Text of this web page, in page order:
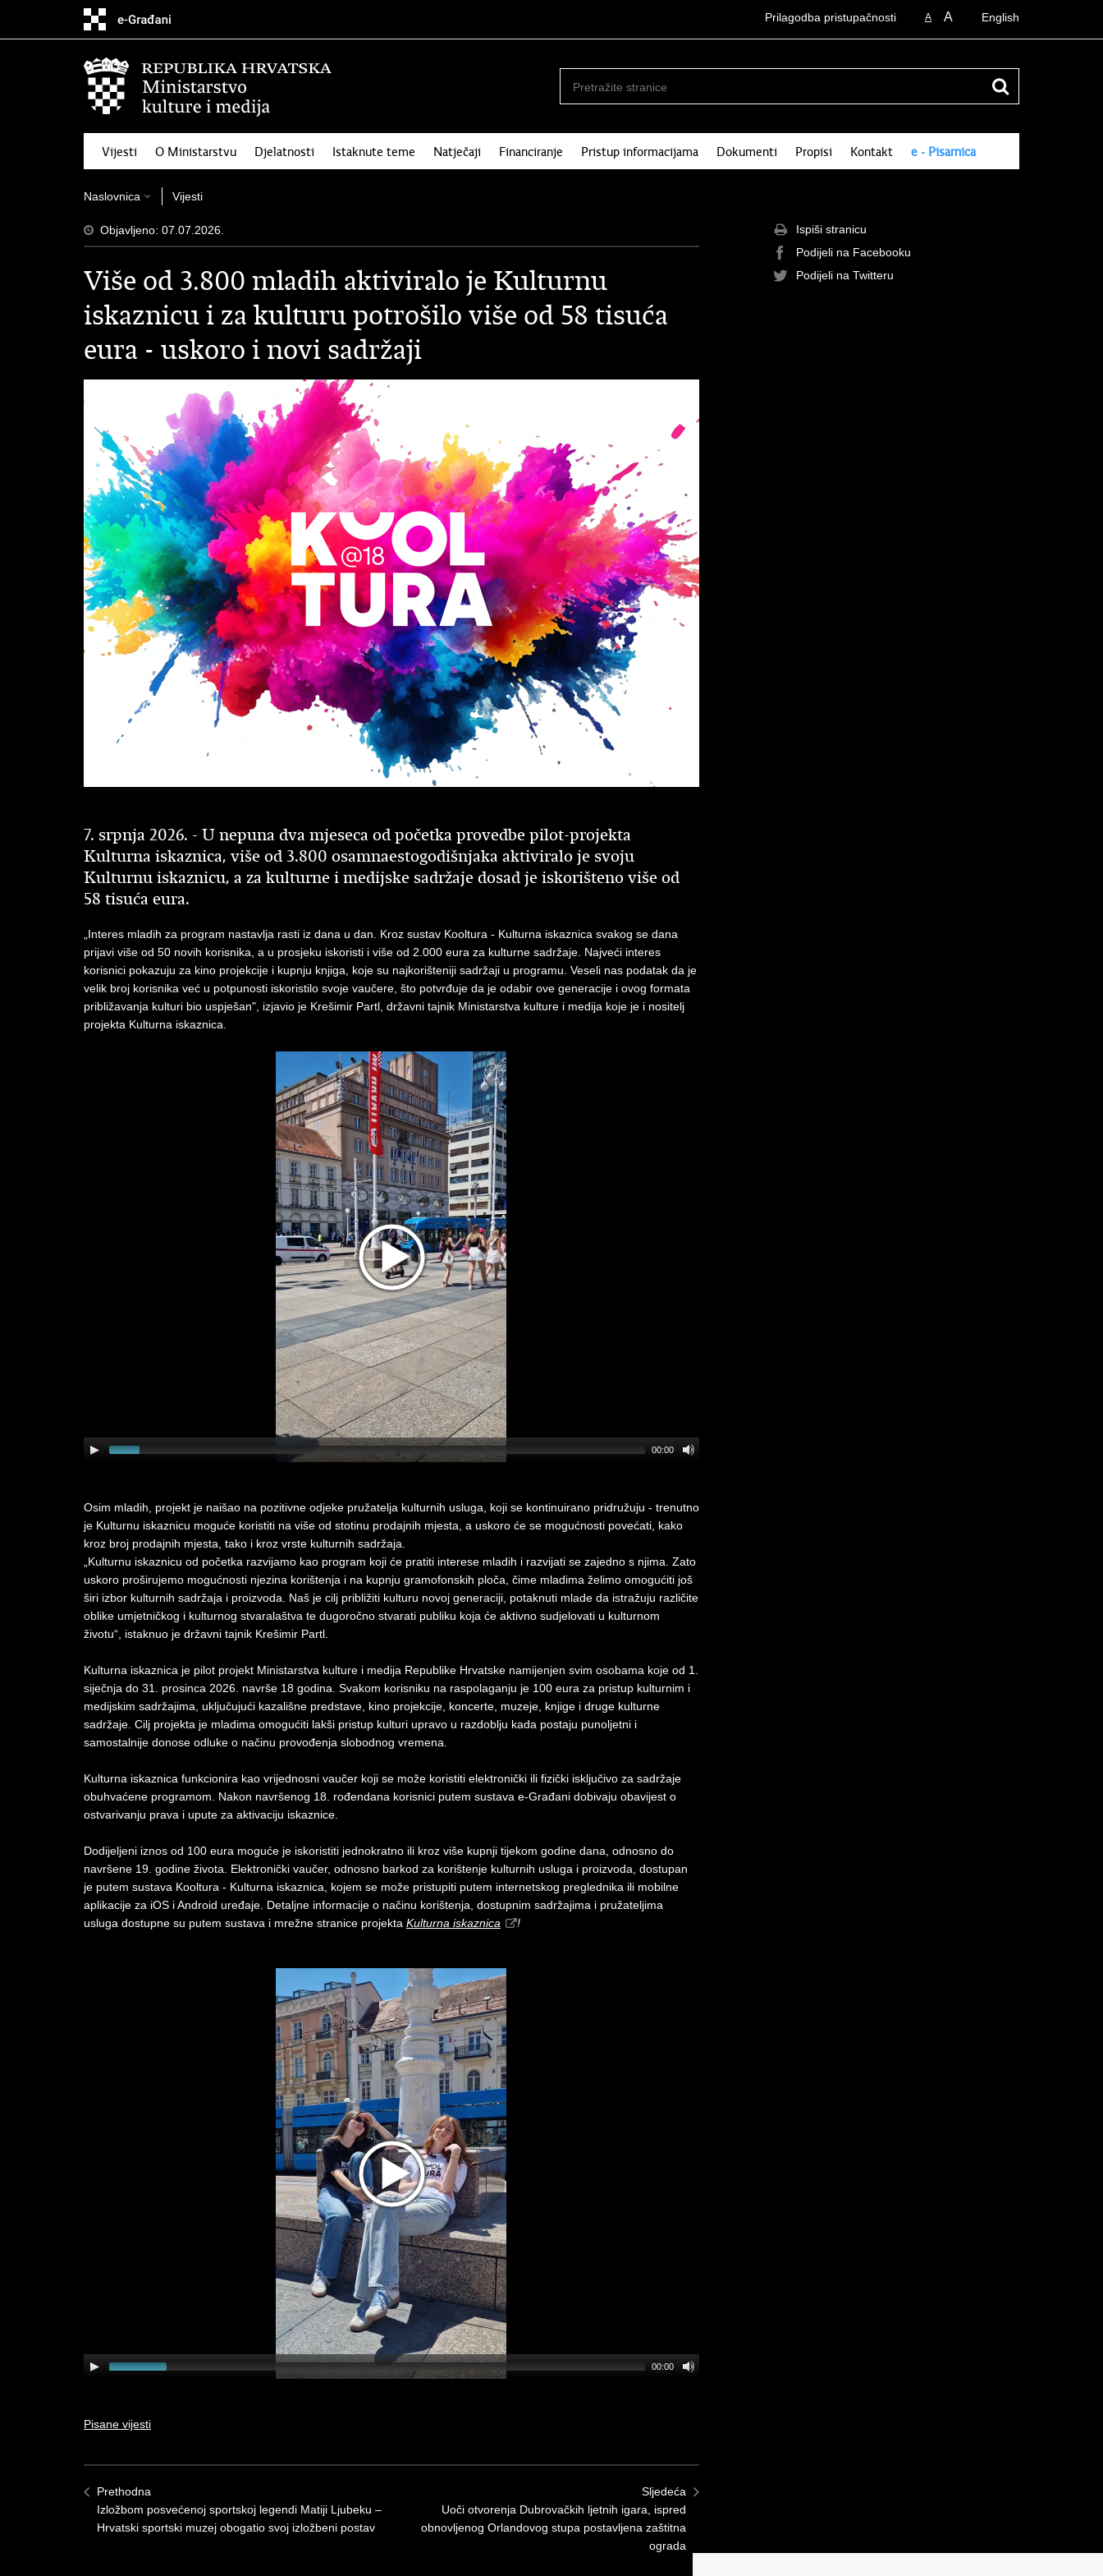
glavni
English
A A
Prilagodba pristupačnosti
Vijesti O Ministarstvu Djelatnosti Istaknute teme Natječaji Financiranje Pristup informacijama Dokumenti Propisi Kontakt e - Pisarnica
Naslovnica Vijesti
Objavljeno: 07.07.2026.
Više od 3.800 mladih aktiviralo je Kulturnu
iskaznicu i za kulturu potrošilo više od 58 tisuća
eura - uskoro i novi sadržaji
7. srpnja 2026. - U nepuna dva mjeseca od početka provedbe pilot-projekta
Kulturna iskaznica, više od 3.800 osamnaestogodišnjaka aktiviralo je svoju
Kulturnu iskaznicu, a za kulturne i medijske sadržaje dosad je iskorišteno više od
58 tisuća eura.
„Interes mladih za program nastavlja rasti iz dana u dan. Kroz sustav Kooltura - Kulturna iskaznica svakog se dana
prijavi više od 50 novih korisnika, a u prosjeku iskoristi i više od 2.000 eura za kulturne sadržaje. Najveći interes
korisnici pokazuju za kino projekcije i kupnju knjiga, koje su najkorišteniji sadržaji u programu. Veseli nas podatak da je
velik broj korisnika već u potpunosti iskoristilo svoje vaučere, što potvrđuje da je odabir ove generacije i ovog formata
približavanja kulturi bio uspješan", izjavio je Krešimir Partl, državni tajnik Ministarstva kulture i medija koje je i nositelj
projekta Kulturna iskaznica.
00:00
Osim mladih, projekt je naišao na pozitivne odjeke pružatelja kulturnih usluga, koji se kontinuirano pridružuju - trenutno
je Kulturnu iskaznicu moguće koristiti na više od stotinu prodajnih mjesta, a uskoro će se mogućnosti povećati, kako
kroz broj prodajnih mjesta, tako i kroz vrste kulturnih sadržaja.
„Kulturnu iskaznicu od početka razvijamo kao program koji će pratiti interese mladih i razvijati se zajedno s njima. Zato
uskoro proširujemo mogućnosti njezina korištenja i na kupnju gramofonskih ploča, čime mladima želimo omogućiti još
širi izbor kulturnih sadržaja i proizvoda. Naš je cilj približiti kulturu novoj generaciji, potaknuti mlade da istražuju različite
oblike umjetničkog i kulturnog stvaralaštva te dugoročno stvarati publiku koja će aktivno sudjelovati u kulturnom
životu“, istaknuo je državni tajnik Krešimir Partl.
Kulturna iskaznica je pilot projekt Ministarstva kulture i medija Republike Hrvatske namijenjen svim osobama koje od 1.
siječnja do 31. prosinca 2026. navrše 18 godina. Svakom korisniku na raspolaganju je 100 eura za pristup kulturnim i
medijskim sadržajima, uključujući kazališne predstave, kino projekcije, koncerte, muzeje, knjige i druge kulturne
sadržaje. Cilj projekta je mladima omogućiti lakši pristup kulturi upravo u razdoblju kada postaju punoljetni i
samostalnije donose odluke o načinu provođenja slobodnog vremena.
Kulturna iskaznica funkcionira kao vrijednosni vaučer koji se može koristiti elektronički ili fizički isključivo za sadržaje
obuhvaćene programom. Nakon navršenog 18. rođendana korisnici putem sustava e-Građani dobivaju obavijest o
ostvarivanju prava i upute za aktivaciju iskaznice.
Dodijeljeni iznos od 100 eura moguće je iskoristiti jednokratno ili kroz više kupnji tijekom godine dana, odnosno do
navršene 19. godine života. Elektronički vaučer, odnosno barkod za korištenje kulturnih usluga i proizvoda, dostupan
je putem sustava Kooltura - Kulturna iskaznica, kojem se može pristupiti putem internetskog preglednika ili mobilne
aplikacije za iOS i Android uređaje. Detaljne informacije o načinu korištenja, dostupnim sadržajima i pružateljima
usluga dostupne su putem sustava i mrežne stranice projekta Kulturna iskaznica !
00:00
Pisane vijesti
Prethodna
Izložbom posvećenoj sportskoj legendi Matiji Ljubeku –
Hrvatski sportski muzej obogatio svoj izložbeni postav
Sljedeća
Uoči otvorenja Dubrovačkih ljetnih igara, ispred
obnovljenog Orlandovog stupa postavljena zaštitna
ograda
Ispiši stranicu
Podijeli na Facebooku
Podijeli na Twitteru